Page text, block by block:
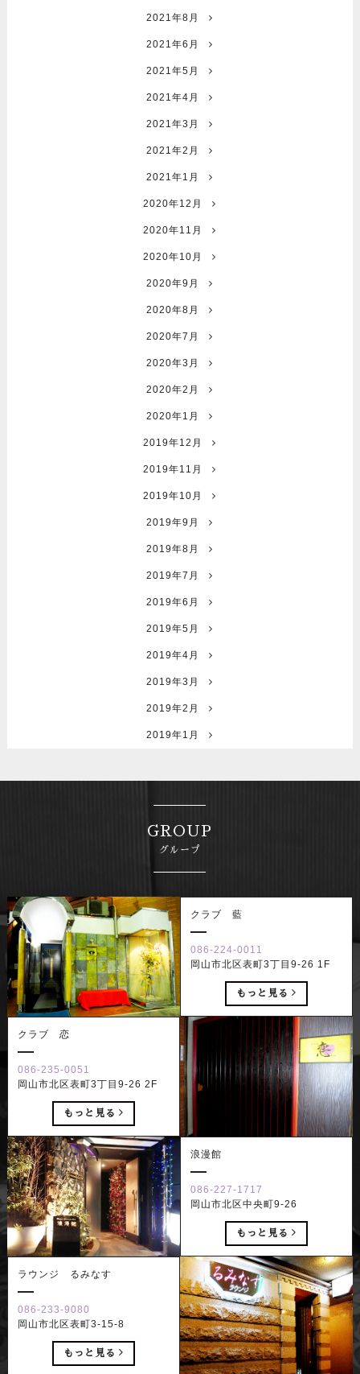
2021年8月
2021年6月
2021年5月
2021年4月
2021年3月
2021年2月
2021年1月
2020年12月
2020年11月
2020年10月
2020年9月
2020年8月
2020年7月
2020年3月
2020年2月
2020年1月
2019年12月
2019年11月
2019年10月
2019年9月
2019年8月
2019年7月
2019年6月
2019年5月
2019年4月
2019年3月
2019年2月
2019年1月
GROUP
グループ
クラブ 藍
086-224-0011
岡山市北区表町3丁目9-26 1F
もっと見る
クラブ 恋
086-235-0051
岡山市北区表町3丁目9-26 2F
もっと見る
浪漫館
086-227-1717
岡山市北区中央町9-26
もっと見る
ラウンジ るみなす
086-233-9080
岡山市北区表町3-15-8
もっと見る